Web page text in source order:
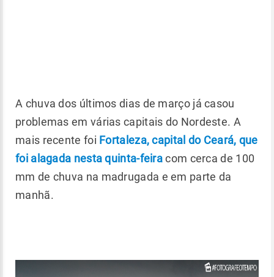
A chuva dos últimos dias de março já casou
problemas em várias capitais do Nordeste. A
mais recente foi Fortaleza, capital do Ceará, que
foi alagada nesta quinta-feiracom cerca de 100
mm de chuva na madrugada e em parte da
manhã.